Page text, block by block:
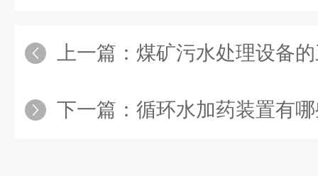
上一篇： 煤矿污水处理设备
下一篇： 循环水加药装置有